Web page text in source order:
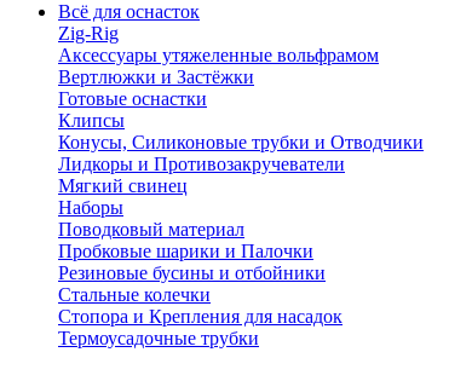
Всё для оснасток
Zig-Rig
Аксессуары утяжеленные вольфрамом
Вертлюжки и Застёжки
Готовые оснастки
Клипсы
Конусы, Силиконовые трубки и Отводчики
Лидкоры и Противозакручеватели
Мягкий свинец
Наборы
Поводковый материал
Пробковые шарики и Палочки
Резиновые бусины и отбойники
Стальные колечки
Стопора и Крепления для насадок
Термоусадочные трубки